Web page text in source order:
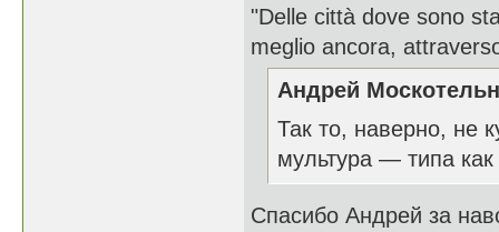
"Delle città dove sono
meglio ancora,
Андрей
Так то, наверно, не
мультура — типа
Спасибо Андрей за